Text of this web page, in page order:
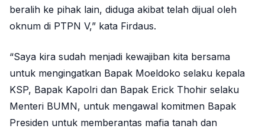
beralih ke pihak lain, diduga akibat telah dijual oleh
oknum di PTPN V,” kata Firdaus.
“Saya kira sudah menjadi kewajiban kita bersama
untuk mengingatkan Bapak Moeldoko selaku kepala
KSP, Bapak Kapolri dan Bapak Erick Thohir selaku
Menteri BUMN, untuk mengawal komitmen Bapak
Presiden untuk memberantas mafia tanah dan